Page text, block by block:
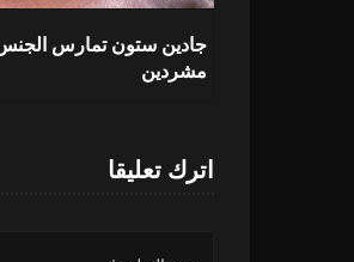
جادين ستون تمارس
مشردين
اترك تعليقا